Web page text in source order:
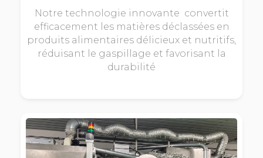
Notre technologie innovante convertit
efficacement les matières déclassées en
produits alimentaires délicieux et nutritifs,
réduisant le gaspillage et favorisant la
durabilité